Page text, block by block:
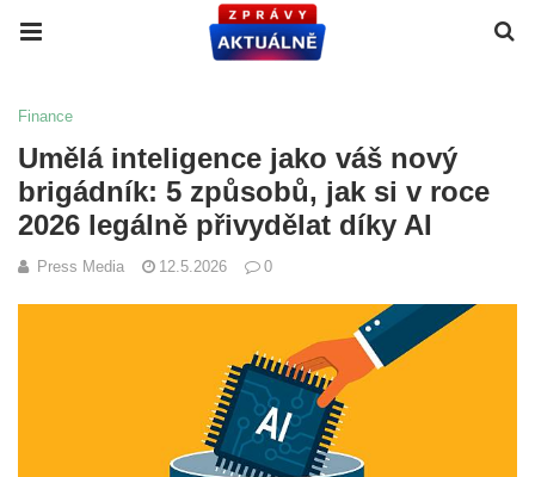
Finance
Umělá inteligence jako váš nový
brigádník: 5 způsobů, jak si v roce
2026 legálně přivydělat díky AI
Press Media 12.5.2026 0